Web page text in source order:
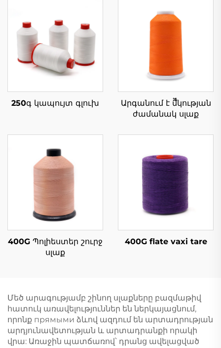
250գ կապույտ գլուխ
Արգանում է մืืկության
ժամանակ սլաք
400G Պոլիեստեր շուրջ
սլաք
400G flate vaxi tare
Մեծ արագությամբ շինող սլաքները բազմաթիվ
հատուկ առավելություններ են ներկայացնում,
որոնք прямыми ձևով ազդում են արտադրության
արդյունավետության և արտադրանքի որակի
վրա: Առաջին պատճառով՝ դրանց ավելացված